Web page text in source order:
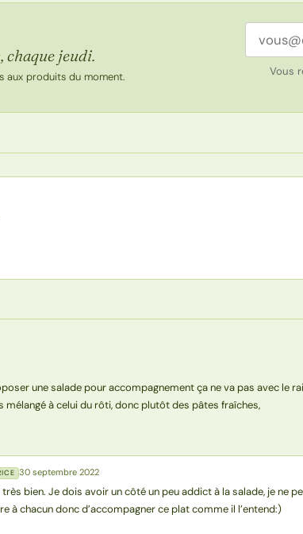
chaque jeudi.
aux produits du moment.
Adresse
Vous
à 5 étoiles
une salade pour accompagnement ça ne va pas avec le
mélangé à celui du rôti, donc plutôt des pâtes fraîches,
30 septembre 2022
bien. Je dois avoir un côté un peu addict à la salade, je ne
à chacun donc d’accompagner ce plat comme il l’entend:)